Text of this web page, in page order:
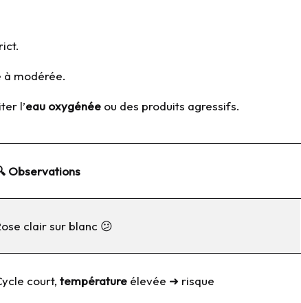
modérée.
l’eau oxygénée ou des produits agressifs.
Observations
clair sur blanc 😕
court,température élevée ➜ risque